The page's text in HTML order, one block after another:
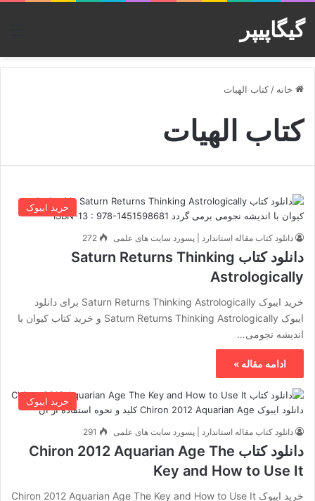
گیگاپیپر
خانه / کتاب الهیات
کتاب الهیات
خرید ایبوک
دانلود کتاب مقاله استاندارد | پسورد سایت های علمی 272
دانلود کتاب Saturn Returns Thinking
Astrologically
خرید ایبوک Saturn Returns Thinking Astrologically برای دانلود
ایبوک Saturn Returns Thinking Astrologically و خرید کتاب کیوان با
اندیشه نجومی…
ادامه مقاله »
خرید ایبوک
دانلود کتاب مقاله استاندارد | پسورد سایت های علمی 291
دانلود کتاب Chiron 2012 Aquarian Age The
Key and How to Use It
خرید ایبوک Chiron 2012 Aquarian Age The Key and How to Use It